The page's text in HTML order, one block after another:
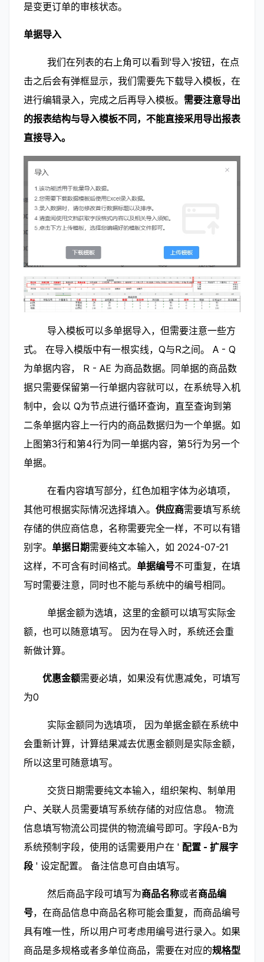
是变更订单的审核状态。
单据导入
击之后会有弹框显示，我们需要先下载导入模板，在
进行编辑录入，完成之后再导入模板。 需要注意导出
的报表结构与导入模板不同，不能直接采用导出报表
直接导入。
式。 在导入模版中有一根实线，Q与R之间。 A - Q
为单据内容， R - AE 为商品数据。同单据的商品数
据只需要保留第一行单据内容就可以，在系统导入机
制中，会以 Q为节点进行循环查询，直至查询到第
二条单据内容上一行内的商品数据归为一个单据。如
上图第3行和第4行为同一单据内容，第5行为另一个
单据。
其他可根据实际情况选择填入。 供应商需要填写系统
存储的供应商信息，名称需要完全一样，不可以有错
别字。 单据日期需要纯文本输入，如 2024-07-21
这样，不可含有时间格式。 单据编号不可重复，在填
写时需要注意，同时也不能与系统中的编号相同。
额，也可以随意填写。 因为在导入时，系统还会重
新做计算。
优惠金额需要必填，如果没有优惠减免，可填写
为0
会重新计算，计算结果减去优惠金额则是实际金额，
所以这里可随意填写。
户、关联人员需要填写系统存储的对应信息。 物流
信息填写物流公司提供的物流编号即可。字段A-B为
系统预制字段，使用的话需要用户在 ' 配置 - 扩展字
段 ' 设定配置。 备注信息可自由填写。
然后商品字段可填写为商品名称或者商品编
号，在商品信息中商品名称可能会重复，而商品编号
具有唯一性，所以用户可考虑用编号进行录入。如果
商品是多规格或者多单位商品，需要在对应的规格型